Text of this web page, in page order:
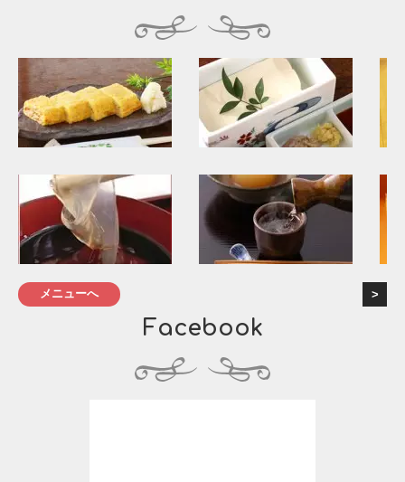
メニューへ
Facebook